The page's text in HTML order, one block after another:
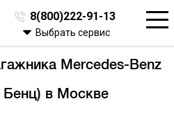
8(800)222-91-13
Выбрать сервис
Mercedes-Benz
в Москве